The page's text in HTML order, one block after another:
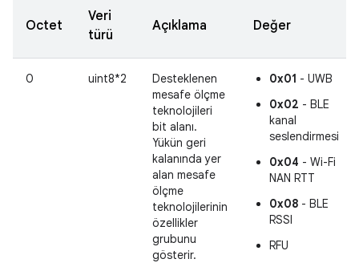
Octet
Veri
türü
Açıklama Değer
0 uint8*2
Desteklenen
mesafe ölçme
teknolojileri
bit alanı.
Yükün geri
kalanında yer
alan mesafe
ölçme
teknolojilerinin
özellikler
grubunu
gösterir.
0x01 - UWB
0x02 - BLE
kanal
seslendirmesi
0x04 - Wi-Fi
NAN RTT
0x08 - BLE
RSSI
RFU